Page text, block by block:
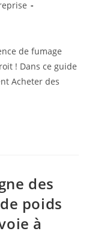
de fumage
! Dans ce guide
Acheter des
des
poids
à